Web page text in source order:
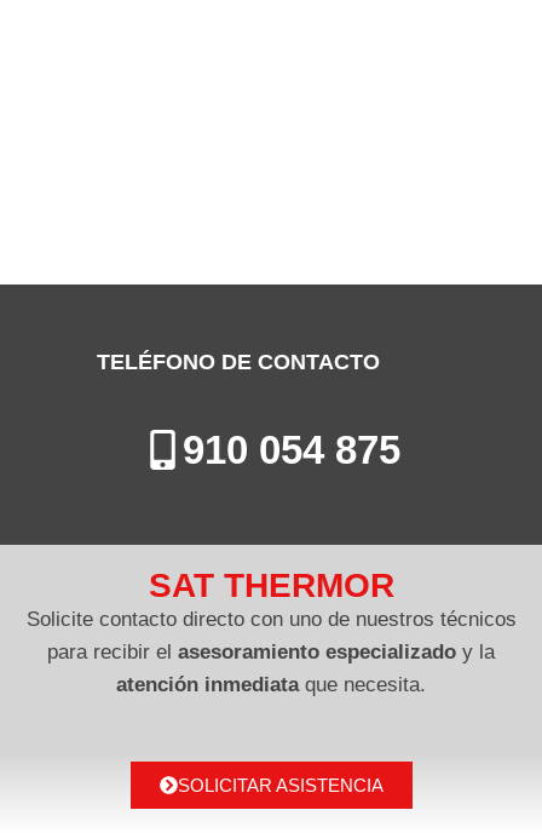
TELÉFONO DE CONTACTO
910 054 875
SAT THERMOR
Solicite contacto directo con uno de nuestros técnicos
para recibir el asesoramiento especializado y la
atención inmediataque necesita.
SOLICITAR ASISTENCIA